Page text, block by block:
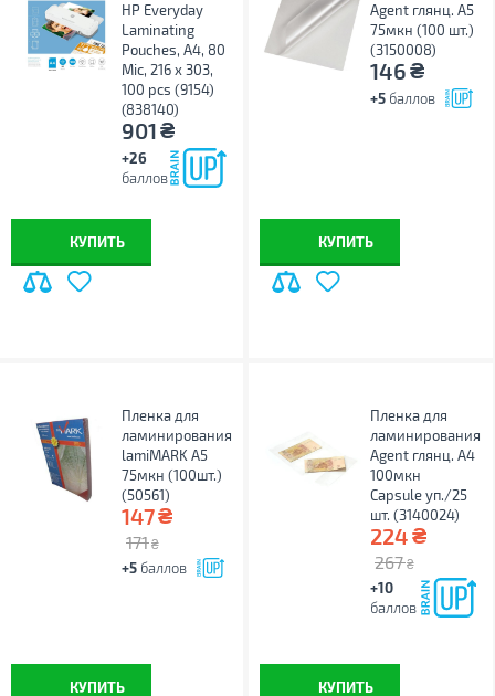
HP Everyday
Laminating
Pouches, A4, 80
Mic, 216 x 303,
100 pcs (9154)
(838140)
901₴
+26
баллов
КУПИТЬ
Agent глянц. А5
75мкн (100 шт.)
(3150008)
146₴
+5 баллов
КУПИТЬ
Пленка для
ламинирования
lamiMARK А5
75мкн (100шт.)
(50561)
147₴
171 ₴
+5 баллов
КУПИТЬ
Пленка для
ламинирования
Agent глянц. А4
100мкн
Capsule уп./25
шт. (3140024)
224₴
267 ₴
+10
баллов
КУПИТЬ